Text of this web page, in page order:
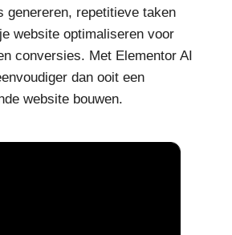
genereren, repetitieve taken
website optimaliseren voor
conversies. Met Elementor AI
dan ooit een
website bouwen.